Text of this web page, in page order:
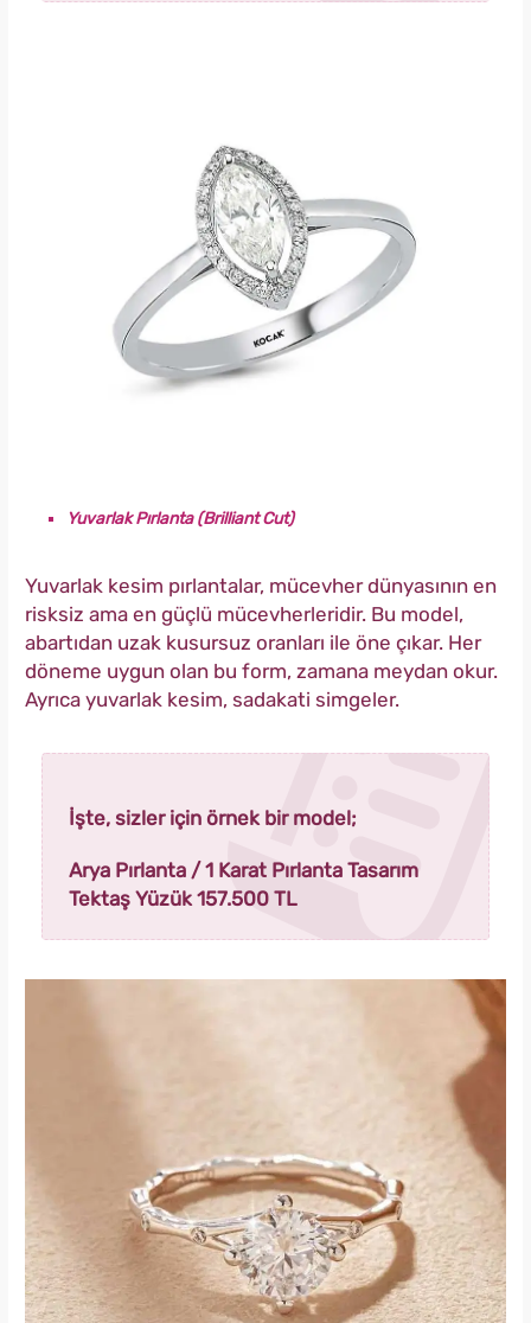
Yuvarlak Pırlanta (Brilliant Cut)
Yuvarlak kesim pırlantalar, mücevher dünyasının en
risksiz ama en güçlü mücevherleridir. Bu model,
abartıdan uzak kusursuz oranları ile öne çıkar. Her
döneme uygun olan bu form, zamana meydan okur.
Ayrıca yuvarlak kesim, sadakati simgeler.
İşte, sizler için örnek bir model;
Arya Pırlanta / 1 Karat Pırlanta Tasarım
Tektaş Yüzük 157.500 TL